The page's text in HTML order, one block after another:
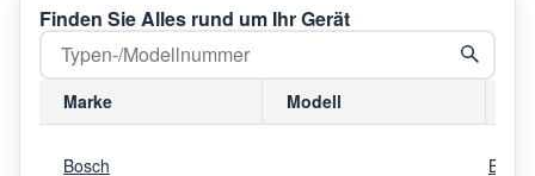
Finden Sie Alles rund um Ihr Gerät
Marke Modell
Bosch